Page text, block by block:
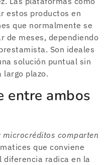
estos productos en
que normalmente se
de meses, dependiendo
Son ideales
solución puntual sin
largo plazo.
entre ambos
comparten
que conviene
diferencia radica en la